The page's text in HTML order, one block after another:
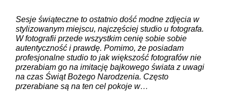
Sesje świąteczne to ostatnio dość modne zdjęcia w
stylizowanym miejscu, najczęściej studio u fotografa.
W fotografii przede wszystkim cenię sobie sobie
autentyczność i prawdę. Pomimo, że posiadam
profesjonalne studio to jak większość fotografów nie
przerabiam go na imitację bajkowego świata z uwagi
na czas Świąt Bożego Narodzenia. Często
przerabiane są na ten cel pokoje w…